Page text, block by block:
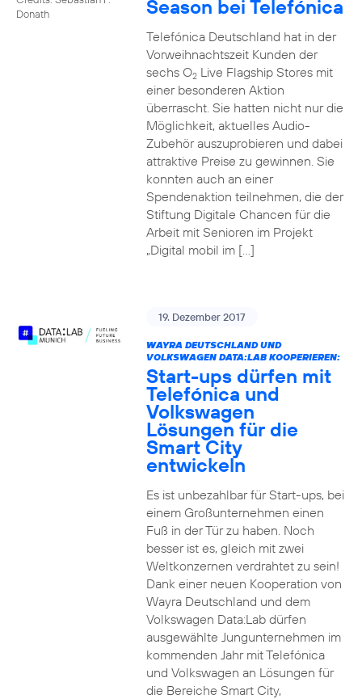
Donath
Season bei Telefónica
Telefónica Deutschland hat in der
Vorweihnachtszeit Kunden der
sechs O2Live Flagship Stores mit
einer besonderen Aktion
überrascht. Sie hatten nicht nur die
Möglichkeit, aktuelles Audio-
Zubehör auszuprobieren und dabei
attraktive Preise zu gewinnen. Sie
konnten auch an einer
Spendenaktion teilnehmen, die der
Stiftung Digitale Chancen für die
Arbeit mit Senioren im Projekt
„Digital mobil im […]
19. Dezember 2017
WAYRA DEUTSCHLAND UND
VOLKSWAGEN DATA:LAB KOOPERIEREN:
Start-ups dürfen mit
Telefónica und
Volkswagen
Lösungen für die
Smart City
entwickeln
Es ist unbezahlbar für Start-ups, bei
einem Großunternehmen einen
Fuß in der Tür zu haben. Noch
besser ist es, gleich mit zwei
Weltkonzernen verdrahtet zu sein!
Dank einer neuen Kooperation von
Wayra Deutschland und dem
Volkswagen Data:Lab dürfen
ausgewählte Jungunternehmen im
kommenden Jahr mit Telefónica
und Volkswagen an Lösungen für
die Bereiche Smart City,